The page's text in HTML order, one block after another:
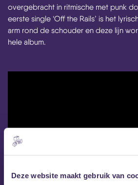
Deze website maakt gebruik van
overgebracht in ritmische met punk
eerste single ‘Off the Rails’ is het
arm rond de schouder en deze lijn
hele album.